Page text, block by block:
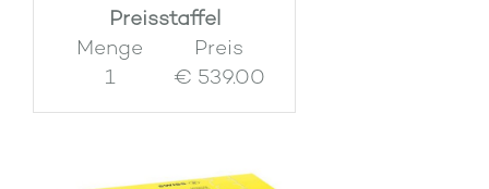
Preisstaffel
Menge
Preis
1
€ 539.00